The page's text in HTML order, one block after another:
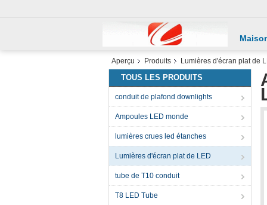
Aperçu Produits Lumières d'écran plat de
TOUS LES PRODUITS
conduit de plafond downlights
Ampoules LED monde
lumières crues led étanches
Lumières d'écran plat de LED
tube de T10 conduit
T8 LED Tube